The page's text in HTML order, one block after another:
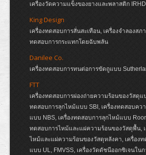
เครื่องวัดความแข็งของยางและพลาสติก
King Design
เครื่องทดสอบการสั่นสะเทือน, เครื่องจำลองสภ
ทดสอบการกระแทกโดยฉับพลัน
Danilee Co.
เครื่องทดสอบการทนต่อการขัดถูแบบ
FTT
เครื่องทดสอบการผ่องถ่ายความร้อนของวัสดุแ
ทดสอบการลุกไหม้แบบ SBI, เครื่องทดสอบค
แบบ NBS, เครื่องทดสอบการลุกไหม้แบบ
ทดสอบการไหม้และแผ่ความร้อนของวัสดุพื้น,
ไหม้และแผ่ความร้อนของวัสดุหลังคา, เครื่อง
แบบ UL, FMVSS, เครื่องวัดดัชนีออกซิเจนในก